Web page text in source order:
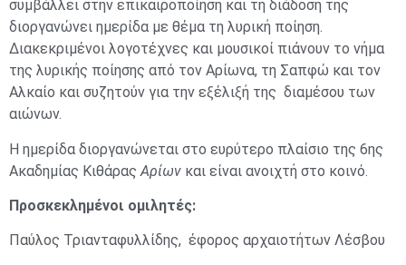
συμβάλλει στην επικαιροποίηση και τη διάδοσή της
διοργανώνει ημερίδα με θέμα τη λυρική ποίηση.
Διακεκριμένοι λογοτέχνες και μουσικοί πιάνουν το νήμα
της λυρικής ποίησης από τον Αρίωνα, τη Σαπφώ και τον
Αλκαίο και συζητούν για την εξέλιξή της διαμέσου των
αιώνων.
Η ημερίδα διοργανώνεται στο ευρύτερο πλαίσιο της 6ης
Ακαδημίας Κιθάρας Αρίων και είναι ανοιχτή στο κοινό.
Προσκεκλημένοι ομιλητές:
Παύλος Τριανταφυλλίδης, έφορος αρχαιοτήτων Λέσβου